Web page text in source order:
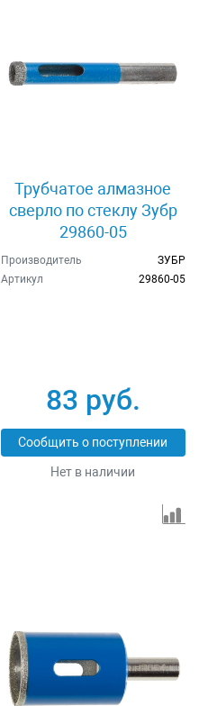
Трубчатое алмазное
сверло по стеклу Зубр
29860-05
Производитель
ЗУБР
Артикул
29860-05
83 руб.
Сообщить о поступлении
Нет в наличии